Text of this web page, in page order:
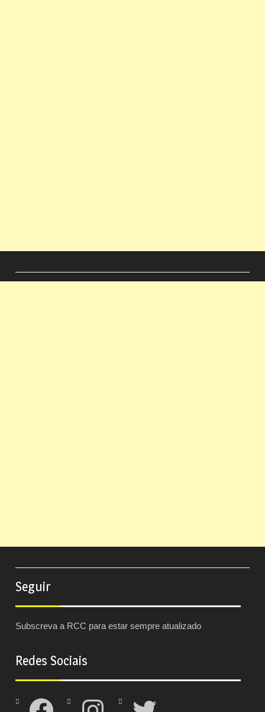
Seguir
Subscreva a RCC para estar sempre atualizado
Redes Sociais
Facebook Instagram Twitter